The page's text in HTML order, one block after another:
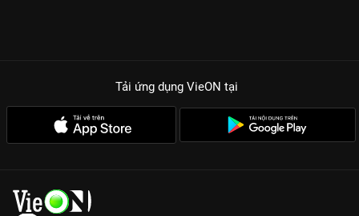
Tải ứng dụng VieON tại